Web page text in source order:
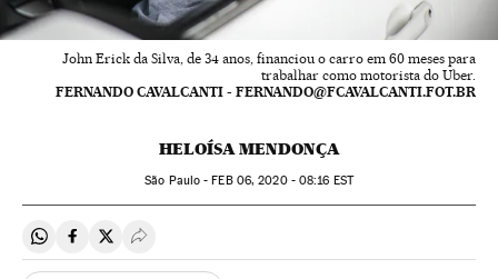
John Erick da Silva, de 34 anos, financiou o carro em 60 meses para
trabalhar como motorista do Uber.
FERNANDO CAVALCANTI - FERNANDO@FCAVALCANTI.FOT.BR
HELOÍSA MENDONÇA
São Paulo -FEB06, 2020 - 08:16 EST
Compartir en Whatsapp
Compartir en Facebook
Compartir en Twitter
Desplegar Redes Sociales